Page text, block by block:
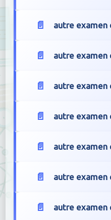
autre examen
autre examen
autre examen
autre examen
autre examen
autre examen
autre examen